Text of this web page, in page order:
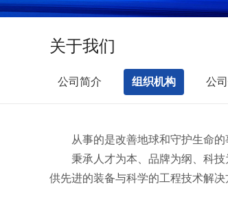
关于我们
公司简介 组织机构 公
从事的是改善地球和守护生命
秉承人才为本、品牌为纲、科
供先进的装备与科学的工程技术解决